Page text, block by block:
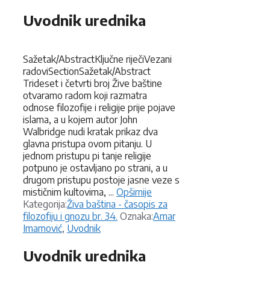
Uvodnik urednika
Sažetak/AbstractKljučne riječiVezani
radoviSectionSažetak/Abstract
Trideset i četvrti broj Žive baštine
otvaramo radom koji razmatra
odnose filozofije i religije prije pojave
islama, a u kojem autor John
Walbridge nudi kratak prikaz dva
glavna pristupa ovom pitanju. U
jednom pristupu pi tanje religije
potpuno je ostavljano po strani, a u
drugom pristupu postoje jasne veze s
mističnim kultovima, ... Opširnije
Kategorija:Kategorije
Živa baština - časopis za
filozofiju i gnozu br. 34. Oznaka:Oznake
Amar
Imamović, Uvodnik
Uvodnik urednika